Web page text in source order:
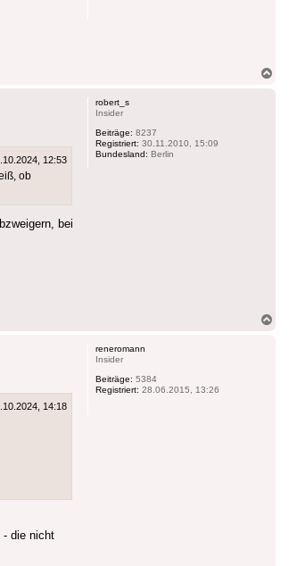
robert_s
Insider
Beiträge: 8237
Registriert: 30.11.2010, 15:09
Bundesland: Berlin
12:53
ob
bei
reneromann
Insider
Beiträge: 5384
Registriert: 28.06.2015, 13:26
14:18
- die nicht